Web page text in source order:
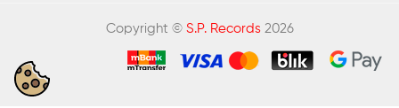
Copyright © S.P. Records2026